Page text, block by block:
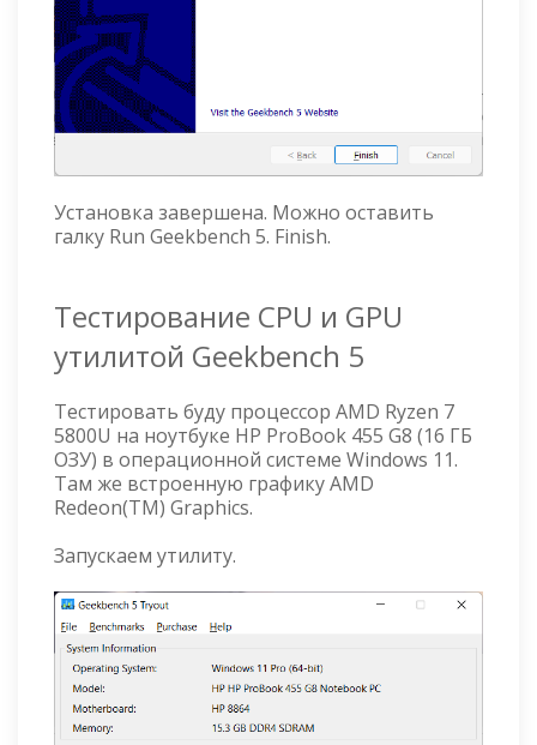
Установка завершена. Можно оставить
галку Run Geekbench 5. Finish.
Тестирование CPU и GPU
утилитой Geekbench 5
Тестировать буду процессор AMD Ryzen 7
5800U на ноутбуке HP ProBook 455 G8 (16 ГБ
ОЗУ) в операционной системе Windows 11.
Там же встроенную графику AMD
Redeon(TM) Graphics.
Запускаем утилиту.